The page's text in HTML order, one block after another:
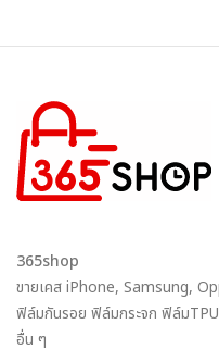
365shop
ขายเคส iPhone, Samsung,
ฟิล์มกันรอย ฟิล์มกระจก ฟิล์ม
อื่น ๆ